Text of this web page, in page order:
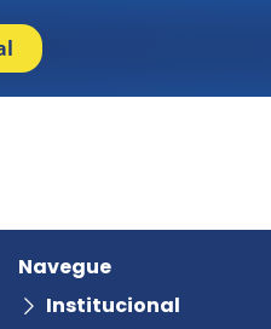
Navegue
Institucional